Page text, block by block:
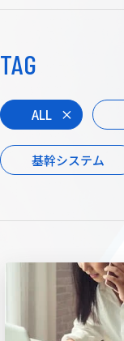
TAG
ALL
基幹システム